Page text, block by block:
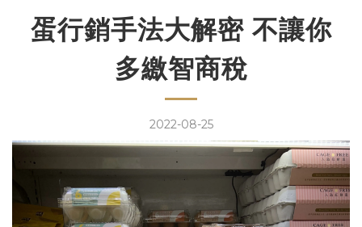
蛋行銷手法大解密 不讓你
多繳智商稅
2022-08-25